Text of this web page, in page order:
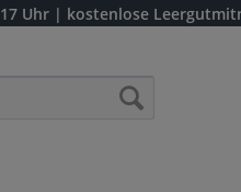
Uhr | kostenlose